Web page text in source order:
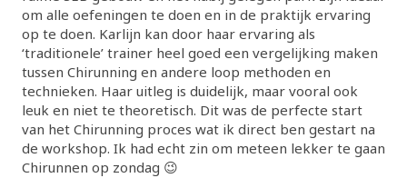
om alle oefeningen te doen en in de praktijk ervaring
op te doen. Karlijn kan door haar ervaring als
‘traditionele’ trainer heel goed een vergelijking maken
tussen Chirunning en andere loop methoden en
technieken. Haar uitleg is duidelijk, maar vooral ook
leuk en niet te theoretisch. Dit was de perfecte start
van het Chirunning proces wat ik direct ben gestart na
de workshop. Ik had echt zin om meteen lekker te gaan
Chirunnen op zondag 😉